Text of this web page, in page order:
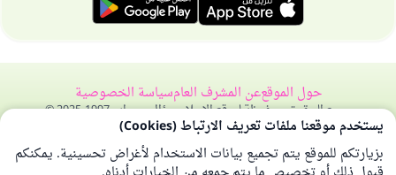
حول الموقععن المشرف العامسياسة الخصوصية
جميع الحقوق محفوظة لموقع الإسلام سؤال وجواب 1997-2025 ©
يستخدم موقعنا ملفات تعريف الارتباط (Cookies)
بزيارتكم للموقع يتم تجميع بيانات الاستخدام لأغراض تحسينية. يمكنكم